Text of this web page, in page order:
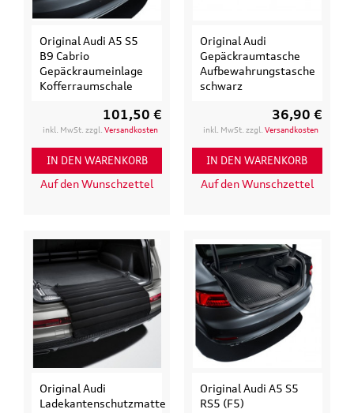
Original Audi A5 S5
B9 Cabrio
Gepäckraumeinlage
Kofferraumschale
101,50 €
inkl. MwSt. zzgl.Versandkosten
IN DEN WARENKORB
Auf den Wunschzettel
Original Audi
Gepäckraumtasche
Aufbewahrungstasche
schwarz
36,90 €
inkl. MwSt. zzgl. Versandkosten
IN DEN WARENKORB
Auf den Wunschzettel
Original Audi
Ladekantenschutzmatte
Original Audi A5 S5
RS5 (F5)